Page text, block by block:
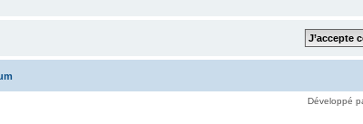
Développé